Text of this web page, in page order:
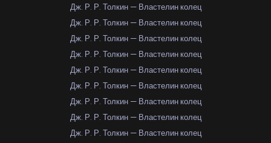
Дж. Р. Р. Толкин — Властелин колец
Дж. Р. Р. Толкин — Властелин колец
Дж. Р. Р. Толкин — Властелин колец
Дж. Р. Р. Толкин — Властелин колец
Дж. Р. Р. Толкин — Властелин колец
Дж. Р. Р. Толкин — Властелин колец
Дж. Р. Р. Толкин — Властелин колец
Дж. Р. Р. Толкин — Властелин колец
Дж. Р. Р. Толкин — Властелин колец